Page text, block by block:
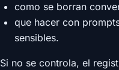
como se borran
que hacer con
sensibles.
Si no se controla, el